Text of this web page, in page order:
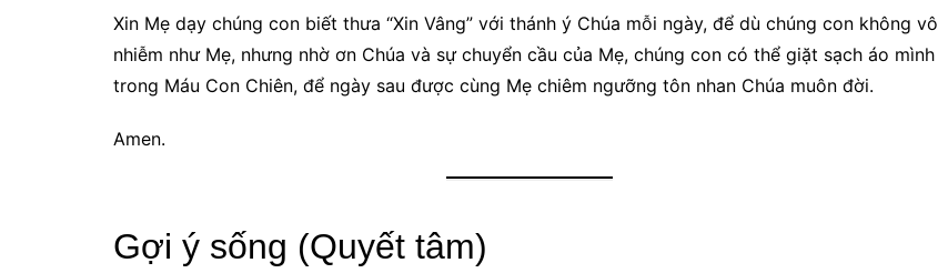
Xin Mẹ dạy chúng con biết thưa “Xin Vâng” với thánh ý Chúa mỗi ngày, để dù chúng con không vô
nhiễm như Mẹ, nhưng nhờ ơn Chúa và sự chuyển cầu của Mẹ, chúng con có thể giặt sạch áo mình
trong Máu Con Chiên, để ngày sau được cùng Mẹ chiêm ngưỡng tôn nhan Chúa muôn đời.
Amen.
Gợi ý sống (Quyết tâm)